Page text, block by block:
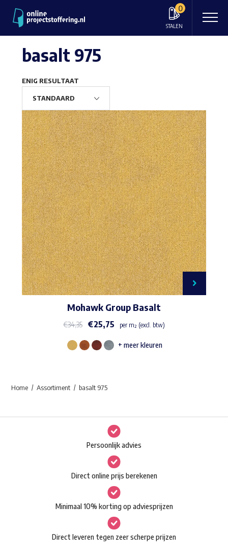
0
STALEN
Waar ben je naar op zoek?
basalt 975
ENIG RESULTAAT
Mohawk Group Basalt
€34,35 €25,75 per m² (excl. btw)
Dit
Deze
optie
kan
gekozen
worden
op
de
productpagina
+ meer kleuren
Home Assortiment basalt 975
Persoonlijk advies
Direct online prijs berekenen
Minimaal 10% korting op adviesprijzen
Direct leveren tegen zeer scherpe prijzen